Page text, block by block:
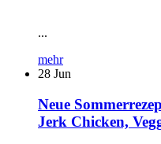
...
mehr
28 Jun
Neue
Jerk Chicken,